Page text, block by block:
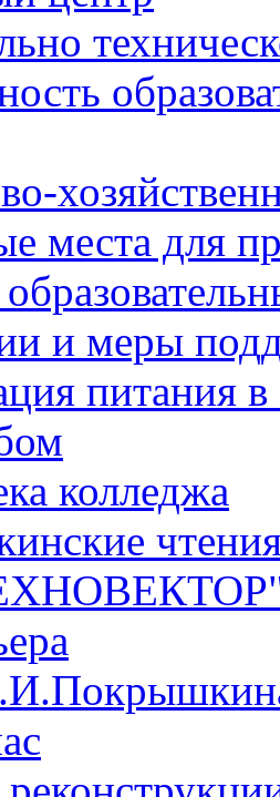
места для
и меры
питания в
колледжа